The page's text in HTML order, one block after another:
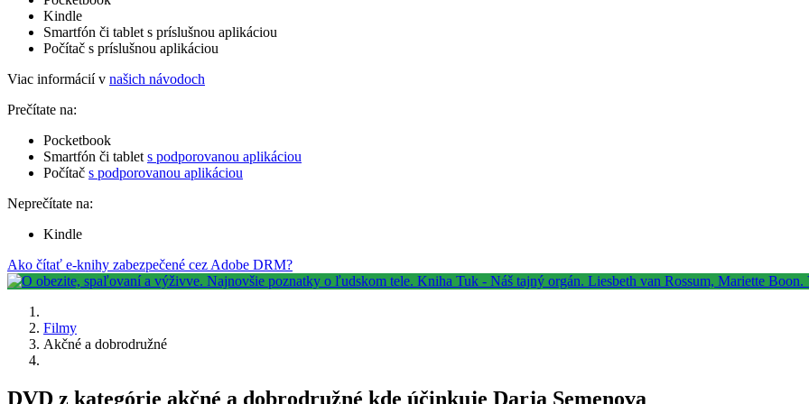
Kindle
Smartfón či tablet s príslušnou aplikáciou
Počítač s príslušnou aplikáciou
Viac informácií v našich návodoch
Prečítate na:
Pocketbook
Smartfón či tablet s podporovanou aplikáciou
Počítač s podporovanou aplikáciou
Neprečítate na:
Kindle
Ako čítať e-knihy zabezpečené cez Adobe DRM?
Filmy
Akčné a dobrodružné
DVD z kategórie akčné a dobrodružné kde účinkuje Darja Semenova